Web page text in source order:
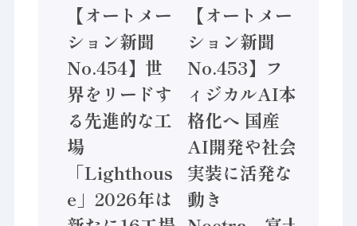
【オートメー
ション新聞
No.454】世
界をリードす
る先進的な工
「Lighthous
e」2026年は
【オートメー
ション新聞
No.453】フ
ィジカルAI本
格化へ 国産
AI開発や社会
実装に活発な
動き
【オートメ
ション新聞
No.455】
「経済構造
態調査二次
計結果」
年製造業 付